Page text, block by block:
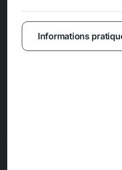
Informations